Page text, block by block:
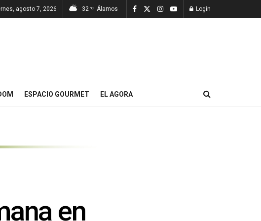
agosto 7, 2026 32 °C Álamos Login
ESPACIO GOURMET EL AGORA
en